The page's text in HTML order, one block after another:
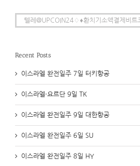
Search
for:
Recent Posts
이스라엘 완전일주 7일 터키항공
이스라엘·요르단 9일 TK
이스라엘 완전일주 9일 대한항공
이스라엘 완전일주 6일 SU
이스라엘 완전일주 8일 HY